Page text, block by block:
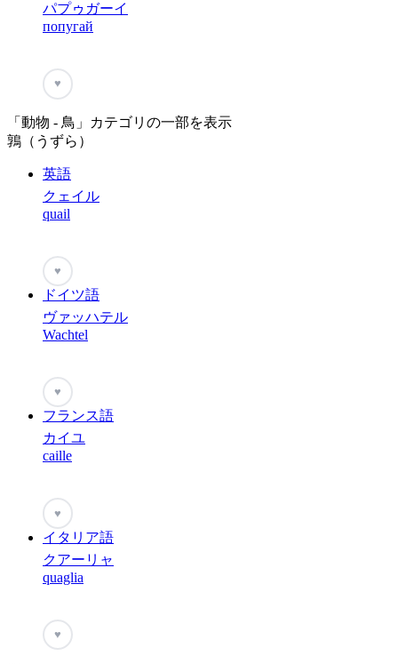
パプゥガーイ
попугай
♥
「動物 - 鳥」カテゴリの一部を表示
鶉（うずら）
英語
クェイル
quail
♥
ドイツ語
ヴァッハテル
Wachtel
♥
フランス語
カイユ
caille
♥
イタリア語
クアーリャ
quaglia
♥